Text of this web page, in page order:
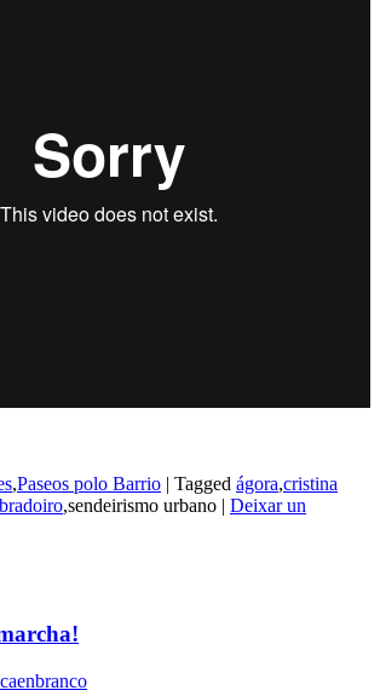
,Paseos polo Barrio | Tagged ágora,cristina
,sendeirismo urbano | Deixar un